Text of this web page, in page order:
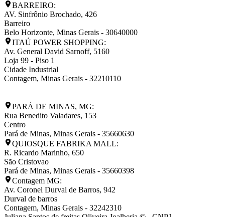
BARREIRO:
AV. Sinfrônio Brochado, 426
Barreiro
Belo Horizonte, Minas Gerais - 30640000
ITAÚ POWER SHOPPING:
Av. General David Sarnoff, 5160
Loja 99 - Piso 1
Cidade Industrial
Contagem, Minas Gerais - 32210110
PARÁ DE MINAS, MG:
Rua Benedito Valadares, 153
Centro
Pará de Minas, Minas Gerais - 35660630
QUIOSQUE FABRIKA MALL:
R. Ricardo Marinho, 650
São Cristovao
Pará de Minas, Minas Gerais - 35660398
Contagem MG:
Av. Coronel Durval de Barros, 942
Durval de barros
Contagem, Minas Gerais - 32242310